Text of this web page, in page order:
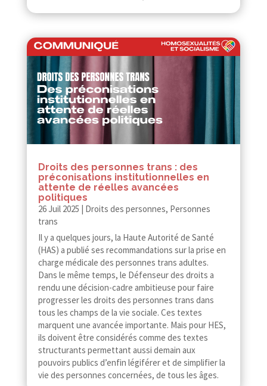
Droits des personnes trans : des
préconisations institutionnelles en
attente de réelles avancées
politiques
26 Juil 2025
Droits des personnes, Personnes
trans
Il y a quelques jours, la Haute Autorité de Santé
(HAS) a publié ses recommandations sur la prise en
charge médicale des personnes trans adultes.
Dans le même temps, le Défenseur des droits a
rendu une décision-​​cadre ambitieuse pour faire
progresser les droits des personnes trans dans
tous les champs de la vie sociale. Ces textes
marquent une avancée importante. Mais pour HES,
ils doivent être considérés comme des textes
structurants permettant aussi demain aux
pouvoirs publics d’enfin légiférer et de simplifier la
vie des personnes concernées, de tous les âges.